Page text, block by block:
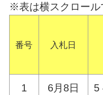
※表は横スクロール
番号 入札 日
1 6月8日 5